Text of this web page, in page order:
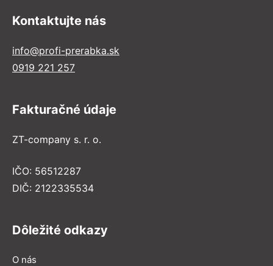
Kontaktujte nás
info@profi-prerabka.sk
0919 221 257
Fakturačné údaje
ZT-company s. r. o.
IČO: 56512287
DIČ: 2122335534
Dôležité odkazy
O nás